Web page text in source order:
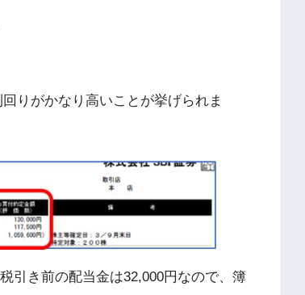
りがかなり高いことが挙げられま
引き前の配当金は32,000円なので、簿